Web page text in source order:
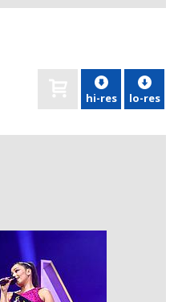
hi-res lo-res